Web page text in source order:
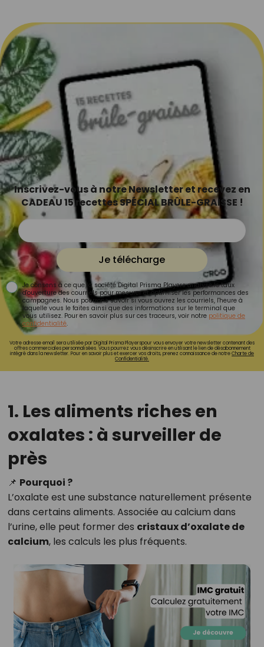
Inscrivez-vous à notre Newsletter et recevez en
CADEAU 15 recettes SPÉCIAL BRÛLE-GRAISSE !
Je télécharge
Je consens à ce que la société Digital Prisma Players analyse le taux
d'ouverture des courriels pour mesurer et optimiser les performances des
campagnes. Nous pourrons savoir si vous ouvrez les courriels, l'heure à
laquelle vous le faites ainsi que des informations sur le terminal que
vous utilisez. Pour en savoir plus sur ces traceurs, voir notre politique de
confidentialité.
Votre adresse email sera utilisée par Digital Prisma Playerspour vous envoyer votre newsletter contenant des
offres commerciales personnalisées. Vous pourrez vous désinscrire en utilisant le lien de désabonnement
intégré dans la newsletter. Pour en savoir plus et exercer vos droits, prenez connaissance de notreCharte de
Confidentialité.
1. Les aliments riches en
oxalates : à surveiller de
près
📌 Pourquoi ?
L’oxalate est une substance naturellement présente
dans certains aliments. Associée au calcium dans
l’urine, elle peut former des cristaux d’oxalate de
calcium, les calculs les plus fréquents.